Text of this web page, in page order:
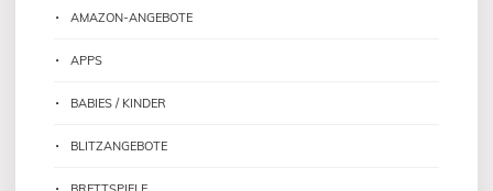
AMAZON-ANGEBOTE
APPS
BABIES / KINDER
BLITZANGEBOTE